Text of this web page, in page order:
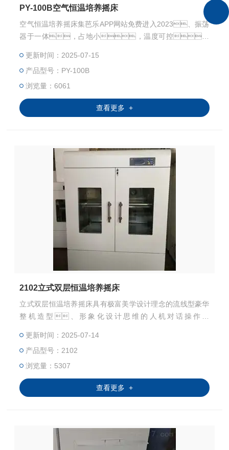
PY-100B空气恒温培养摇床
空气恒温培养摇床集芭乐APP网站免费进入2023、振荡
器于一体，占地小，温度可控，
对温度、振荡频率有着较高要求的细菌培养、发
酵、杂交和生物化学反应以及酶、细胞组织
研究等
更新时间：2025-07-15
产品型号：PY-100B
浏览量：6061
查看更多 +
2102立式双层恒温培养摇床
立式双层恒温培养摇床具有极富美学设计理念的流线型豪华
整机造型、形象化设计思维的人机对话操作界
力的智能化微处理芯片。
更新时间：2025-07-14
产品型号：2102
浏览量：5307
查看更多 +